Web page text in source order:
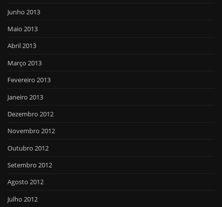
Junho 2013
Maio 2013
Abril 2013
Março 2013
Fevereiro 2013
Janeiro 2013
Dezembro 2012
Novembro 2012
Outubro 2012
Setembro 2012
Agosto 2012
Julho 2012